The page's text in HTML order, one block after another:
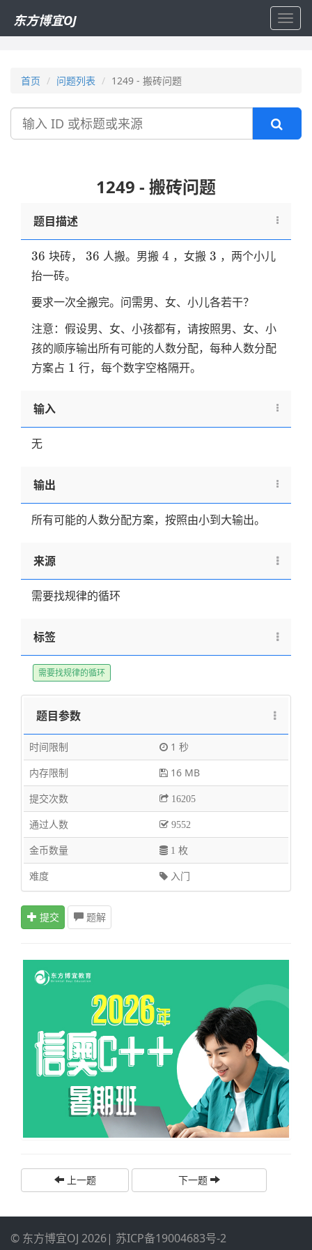
东方博宜OJ
首页 问题列表 1249 - 搬砖问题
搜
1249 - 搬砖问题
题目描述
36
36 块砖， 36
36 人搬。男搬 4
4 ，女搬 3
3 ，两个小儿
抬一砖。
要求一次全搬完。问需男、女、小儿各若干？
注意：假设男、女、小孩都有，请按照男、女、小
孩的顺序输出所有可能的人数分配，每种人数分配
方案占 1
1 行，每个数字空格隔开。
输入
无
输出
所有可能的人数分配方案，按照由小到大输出。
来源
需要找规律的循环
标签
需要找规律的循环
题目参数
时间限制
1 秒
内存限制
16 MB
提交次数
16205
通过人数 9552
金币数量 1 枚
难度 入门
提交 题解
上一题 下一题
© 东方博宜OJ 2026| 苏ICP备19004683号-2